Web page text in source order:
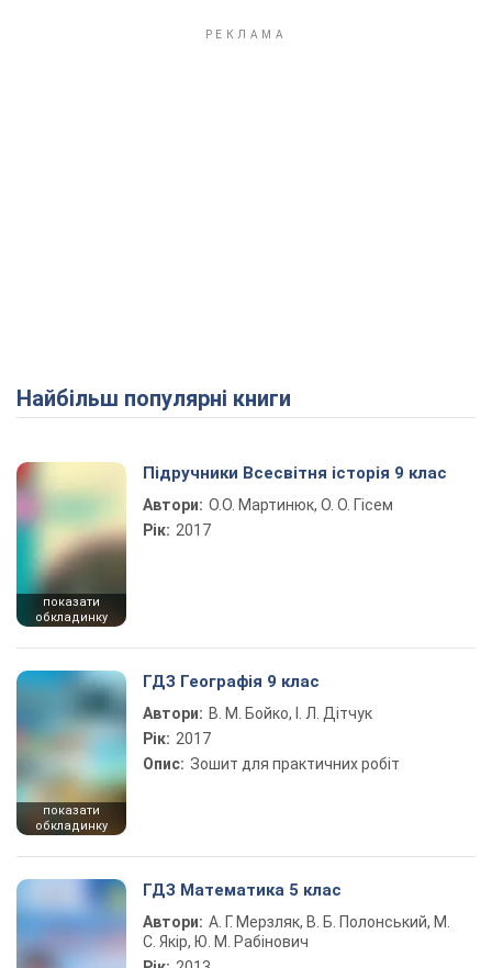
Найбільш популярні книги
показати
обкладинку
Підручники Всесвітня історія 9 клас
Автори: О.О. Мартинюк, О. О. Гісем
Рік: 2017
показати
обкладинку
ГДЗ Географія 9 клас
Автори: В. М. Бойко, І. Л. Дітчук
Рік: 2017
Опис: Зошит для практичних робіт
ГДЗ Математика 5 клас
Автори: А. Г. Мерзляк, В. Б. Полонський, М.
С. Якір, Ю. М. Рабінович